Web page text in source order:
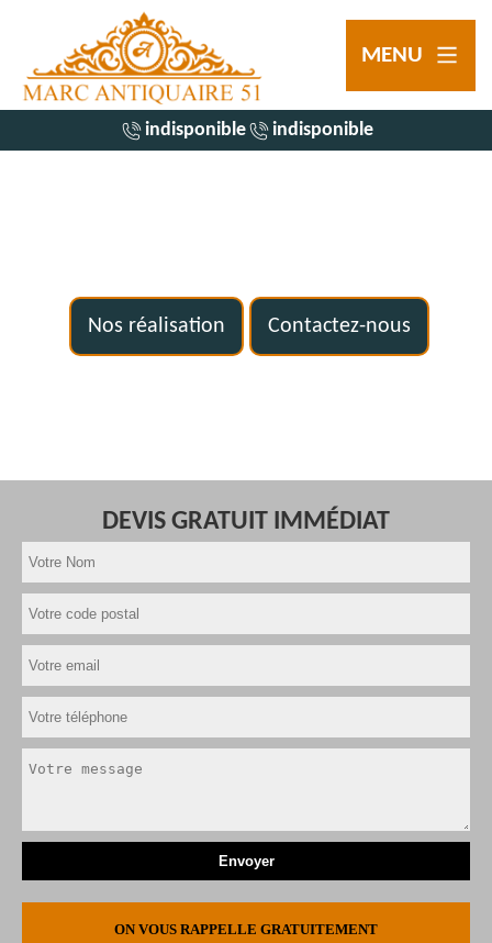
MENU
indisponible indisponible
Nos réalisation Contactez-nous
DEVIS GRATUIT IMMÉDIAT
ON VOUS RAPPELLE GRATUITEMENT